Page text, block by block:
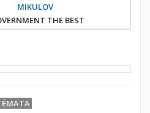
MIKULOV
THE BEST